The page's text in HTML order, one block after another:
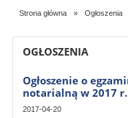
Strona główna » Ogłoszenia
OGŁOSZENIA
Ogłoszenie o egzaminie wstepnym na aplikację
notarialną w 2017 r.
2017-04-20